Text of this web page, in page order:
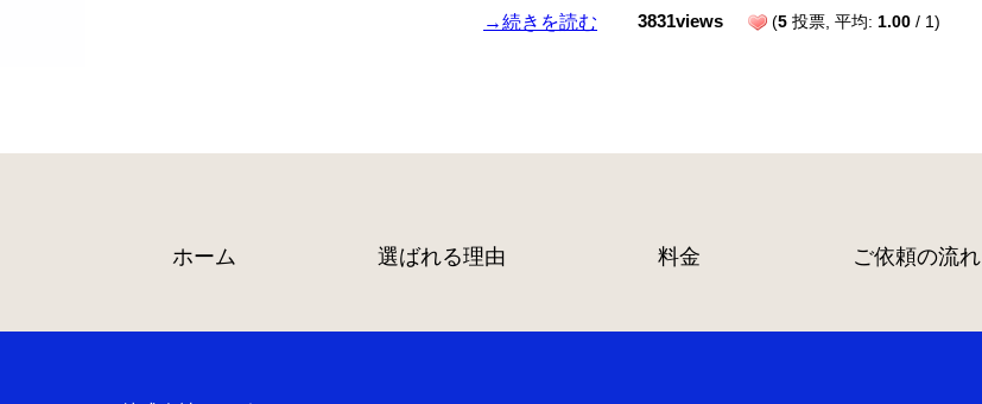
→続きを読む 3831views (5 投票, 平均: 1.00 / 1)
ホーム 選ばれる理由 料金 ご依頼の流れ